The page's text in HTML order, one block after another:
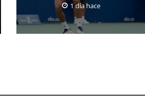
1 día hace